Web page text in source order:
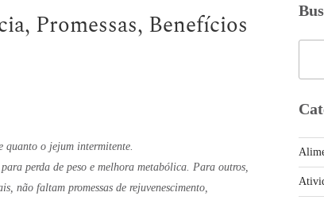
Promessas, Benefícios
quanto o jejum intermitente.
perda de peso e melhora metabólica. Para outros,
não faltam promessas de rejuvenescimento,